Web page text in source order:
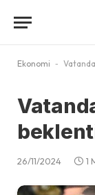
Ekonomi -
26/11/2024 1